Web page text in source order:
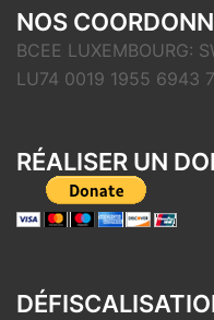
NOS
BCEE LUXEMBOURG:
LU74 0019 1955 6943
RÉALISER UN